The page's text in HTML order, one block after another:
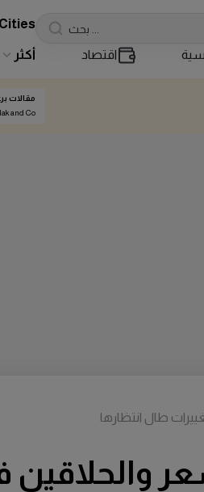
Cities
اقتصاد أكثر
مقالات
and Co
طال انتظارها